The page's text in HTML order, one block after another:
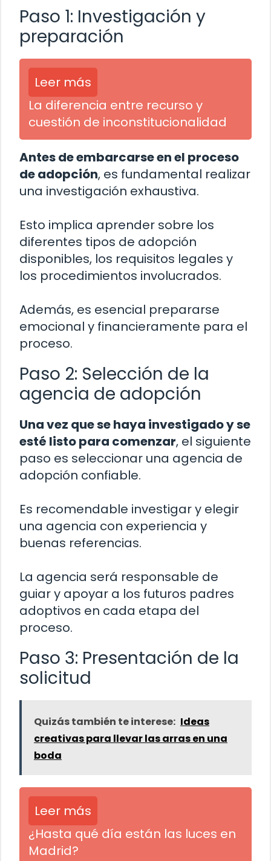
Paso 1: Investigación y
preparación
Leer más
La diferencia entre recurso y
cuestión de inconstitucionalidad
Antes de embarcarse en el proceso
de adopción, es fundamental realizar
una investigación exhaustiva.
Esto implica aprender sobre los
diferentes tipos de adopción
disponibles, los requisitos legales y
los procedimientos involucrados.
Además, es esencial prepararse
emocional y financieramente para el
proceso.
Paso 2: Selección de la
agencia de adopción
Una vez que se haya investigado y se
esté listo para comenzar, el siguiente
paso es seleccionar una agencia de
adopción confiable.
Es recomendable investigar y elegir
una agencia con experiencia y
buenas referencias.
La agencia será responsable de
guiar y apoyar a los futuros padres
adoptivos en cada etapa del
proceso.
Paso 3: Presentación de la
solicitud
Quizás también te interese: Ideas
creativas para llevar las arras en una
boda
Leer más
¿Hasta qué día están las luces en
Madrid?